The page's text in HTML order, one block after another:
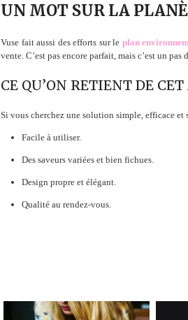
UN MOT SUR LA
Vuse fait aussi des efforts sur le plan
vente. C’est pas encore parfait, mais c’est un pas
CE QU’ON RETIENT DE
Si vous cherchez une solution simple, efficace
Facile à utiliser.
Des saveurs variées et bien fichues.
Design propre et élégant.
Qualité au rendez-vous.